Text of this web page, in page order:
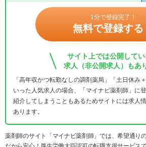
1分で登録完了！
無料で登録する
サイト上では公開して
求人（非公開求人）もあ
「高年収かつ転勤なしの調剤薬局」「土日休み
いった人気求人の場合、「マイナビ薬剤師」に
紹介してしまうこともあるためサイトには求人
あります。
薬剤師のサイト「マイナビ薬剤師」では、希望通り